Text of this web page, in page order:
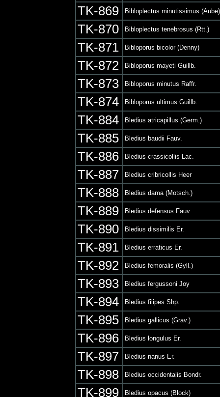
TK-869 Bibloplectus minutissimus (Aube)
TK-870 Bibloplectus tenebrosus (Rtt.)
TK-871 Bibloporus bicolor (Denny)
TK-872 Bibloporus mayeti Guillb.
TK-873 Bibloporus minutus Raffr.
TK-874 Bibloporus ultimus Guillb.
TK-884 Bledius atricapillus (Germ.)
TK-885 Bledius baudii Fauv.
TK-886 Bledius crassicollis Lac.
TK-887 Bledius cribricollis Heer
TK-888 Bledius dama (Motsch.)
TK-889 Bledius defensus Fauv.
TK-890 Bledius dissimilis Er.
TK-891 Bledius erraticus Er.
TK-892 Bledius femoralis (Gyll.)
TK-893 Bledius fergussoni Joy
TK-894 Bledius filipes Shp.
TK-895 Bledius gallicus (Grav.)
TK-896 Bledius longulus Er.
TK-897 Bledius nanus Er.
TK-898 Bledius occidentalis Bondr.
TK-899 Bledius opacus (Block)